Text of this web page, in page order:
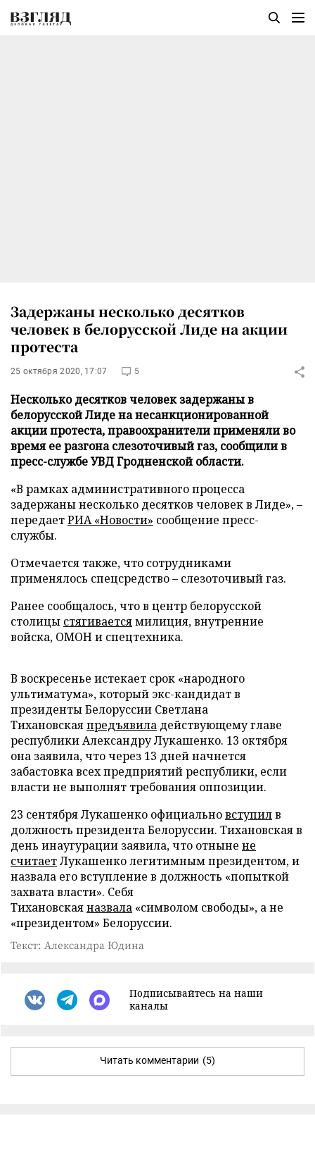
Задержаны несколько десятков
человек в белорусской Лиде на акции
протеста
25 октября 2020, 17:07 5
Несколько десятков человек задержаны в
белорусской Лиде на несанкционированной
акции протеста, правоохранители применяли во
время ее разгона слезоточивый газ, сообщили в
пресс-службе УВД Гродненской области.
«В рамках административного процесса
задержаны несколько десятков человек в Лиде», –
передаетРИА «Новости» сообщение пресс-
службы.
Отмечается также, что сотрудниками
применялось спецсредство – слезоточивый газ.
Ранее сообщалось, что в центр белорусской
столицы стягиваетсямилиция, внутренние
войска, ОМОН и спецтехника.
В воскресенье истекает срок «народного
ультиматума», который экс-кандидат в
президенты Белоруссии Светлана
Тихановскаяпредъявила действующему главе
республики Александру Лукашенко. 13 октября
она заявила, что через 13 дней начнется
забастовка всех предприятий республики, если
власти не выполнят требования оппозиции.
23 сентября Лукашенко официальновступилв
должность президента Белоруссии. Тихановская в
день инаугурации заявила, что отныне не
считаетЛукашенко легитимным президентом, и
назвала его вступление в должность «попыткой
захвата власти». Себя
Тихановскаяназвала «символом свободы», а не
«президентом» Белоруссии.
Текст: Александра Юдина
Подписывайтесь на наши
каналы
Читать комментарии (5)